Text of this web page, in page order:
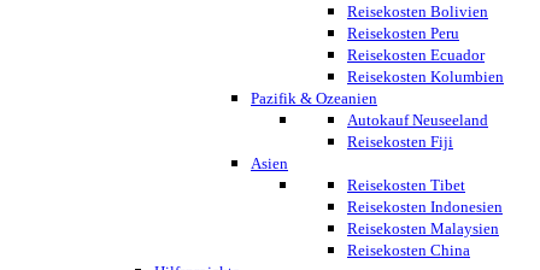
Reisekosten Bolivien
Reisekosten Peru
Reisekosten Ecuador
Reisekosten Kolumbien
Pazifik & Ozeanien
Autokauf Neuseeland
Reisekosten Fiji
Asien
Reisekosten Tibet
Reisekosten Indonesien
Reisekosten Malaysien
Reisekosten China